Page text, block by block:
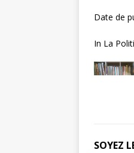
Date de
In La
SOYEZ